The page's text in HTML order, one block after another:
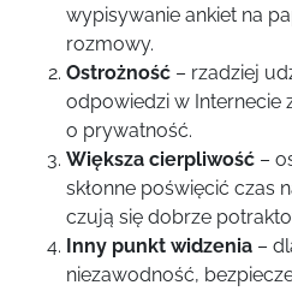
wypisywanie ankiet na
rozmowy.
Ostrożność – rzadziej
odpowiedzi w Internecie
o prywatność.
Większa cierpliwość –
skłonne poświęcić czas
czują się dobrze
Inny punkt widzenia –
niezawodność,